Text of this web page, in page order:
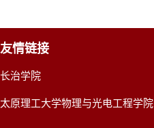
友情链接
长治学院
太原理工大学物理与光电工程学院